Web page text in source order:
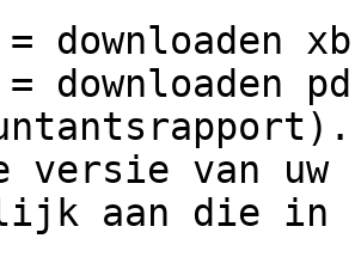
downloaden
downloaden
versie van uw
aan die in